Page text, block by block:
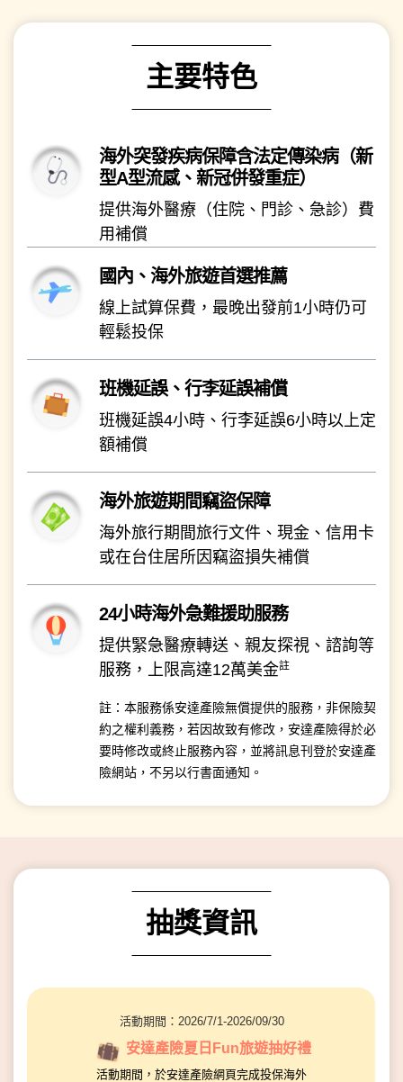
主要特色
海外突發疾病保障含法定傳染病（新
型A型流感、新冠併發重症）
提供海外醫療（住院、門診、急診）費
用補償
國內、海外旅遊首選推薦
線上試算保費，最晚出發前1小時仍可
輕鬆投保
班機延誤、行李延誤補償
班機延誤4小時、行李延誤6小時以上定
額補償
海外旅遊期間竊盜保障
海外旅行期間旅行文件、現金、信用卡
或在台住居所因竊盜損失補償
24小時海外急難援助服務
提供緊急醫療轉送、親友探視、諮詢等
服務，上限高達12萬美金註
註：本服務係安達產險無償提供的服務，非保險契
約之權利義務，若因故致有修改，安達產險得於必
要時修改或終止服務內容，並將訊息刊登於安達產
險網站，不另以行書面通知。
抽獎資訊
活動期間：2026/7/1-2026/09/30
安達產險夏日Fun旅遊抽好禮
活動期間，於安達產險網頁完成投保海外